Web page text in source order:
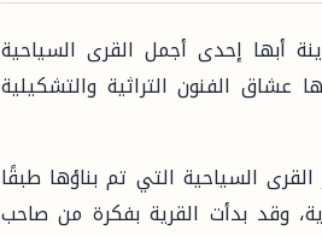
أبها إحدى أجمل القرى السياحية
عشاق الفنون التراثية والتشكيلية
السياحية التي تم بناؤها طبقًا
وقد بدأت القرية بفكرة من صاحب